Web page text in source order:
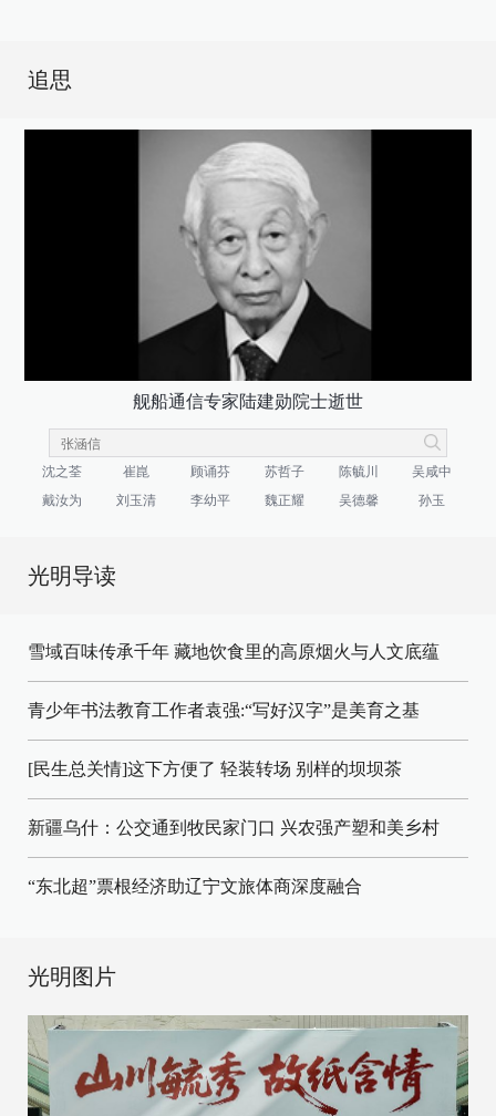
追思
舰船通信专家陆建勋院士逝世
沈之荃 崔崑 顾诵芬 苏哲子 陈毓川
吴咸中
戴汝为
刘玉清 李幼平 魏正耀 吴德馨 孙玉
光明导读
雪域百味传承千年 藏地饮食里的高原烟火与人文底蕴
青少年书法教育工作者袁强:“写好汉字”是美育之基
[民生总关情]这下方便了 轻装转场 别样的坝坝茶
新疆乌什：公交通到牧民家门口 兴农强产塑和美乡村
“东北超”票根经济助辽宁文旅体商深度融合
光明图片